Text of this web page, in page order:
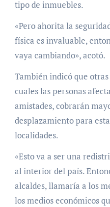
tipo de inmuebles.
«Pero ahorita la
física es invaluable,
vaya cambiando», acotó.
También indicó que
cuales las personas
amistades, cobrarán
desplazamiento para
localidades.
«Esto va a ser una
al interior del país.
alcaldes, llamaría a los
los medios económicos